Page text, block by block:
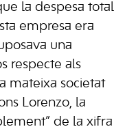
la despesa total
empresa era
una
respecte als
mateixa societat
Lorenzo, la
de la xifra